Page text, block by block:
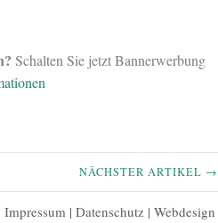
Schalten Sie jetzt Bannerwerbung
NÄCHSTER ARTIKEL →
Impressum | Datenschutz | Webdesign